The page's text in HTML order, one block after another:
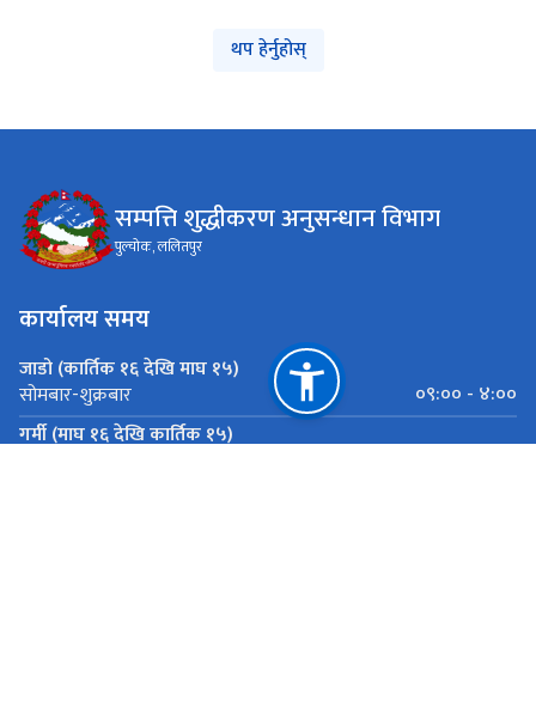
थप हेर्नुहोस्
सम्पत्ति शुद्धीकरण अनुसन्धान विभाग
पुल्चोक, ललितपुर
कार्यालय समय
जाडो (कार्तिक १६ देखि माघ १५)
सोमबार-शुक्रबार
०९:०० - ४:००
गर्मी (माघ १६ देखि कार्तिक १५)